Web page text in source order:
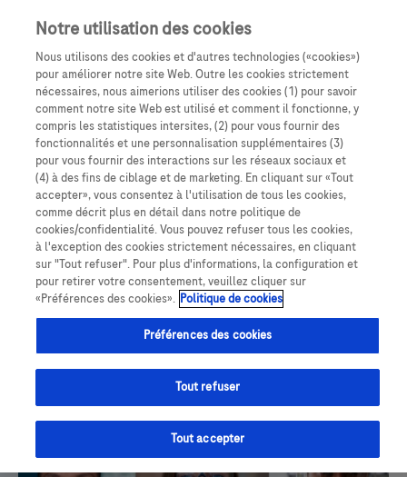
Notre utilisation des cookies
Nous utilisons des cookies et d'autres technologies («cookies»)
pour améliorer notre site Web. Outre les cookies strictement
nécessaires, nous aimerions utiliser des cookies (1) pour savoir
comment notre site Web est utilisé et comment il fonctionne, y
compris les statistiques intersites, (2) pour vous fournir des
fonctionnalités et une personnalisation supplémentaires (3)
pour vous fournir des interactions sur les réseaux sociaux et
(4) à des fins de ciblage et de marketing. En cliquant sur «Tout
accepter», vous consentez à l'utilisation de tous les cookies,
comme décrit plus en détail dans notre politique de
cookies/confidentialité. Vous pouvez refuser tous les cookies,
à l'exception des cookies strictement nécessaires, en cliquant
sur "Tout refuser". Pour plus d'informations, la configuration et
pour retirer votre consentement, veuillez cliquer sur
«Préférences des cookies». Politique de cookies
Préférences des cookies
Tout refuser
Tout accepter